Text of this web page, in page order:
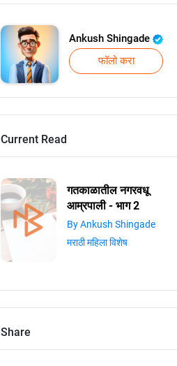
Ankush Shingade
फॉलो करा
Current Read
गतकाळातील नगरवधू
आम्रपाली - भाग 2
By Ankush Shingade
मराठी महिला विशेष
Share